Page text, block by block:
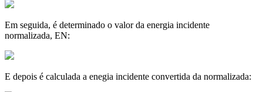
Em seguida, é determinado o valor da energia incidente
normalizada, EN:
E depois é calculada a enegia incidente convertida da normalizada: